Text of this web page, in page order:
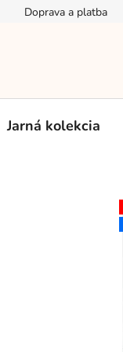
Doprava a platba
Jarná kolekcia